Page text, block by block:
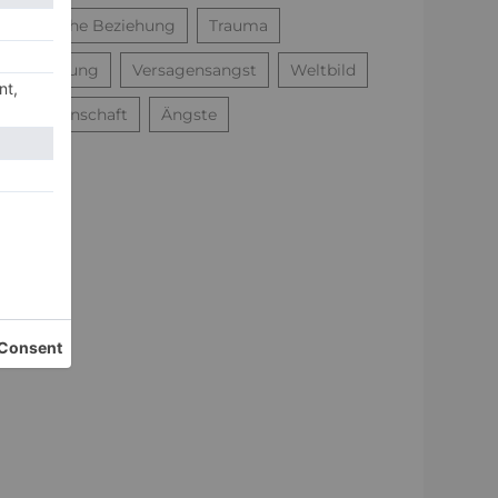
toxische Beziehung Trauma
Trennung Versagensangst Weltbild
Wissenschaft Ängste